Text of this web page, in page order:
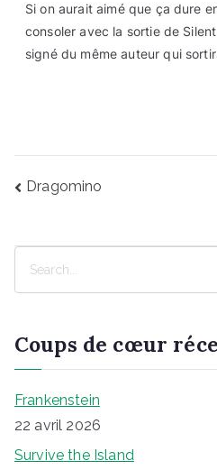
Si on aurait aimé que ça dure
consoler avec la sortie de
signé du même auteur qui
Navigation
Dragomino
e
r
c
r
Coups de cœur
Frankenstein
22 avril 2026
Survive the Island